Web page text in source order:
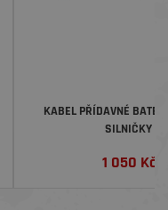
KABEL PŘÍDAVNÉ
SILNIČKY
1 050 Kč